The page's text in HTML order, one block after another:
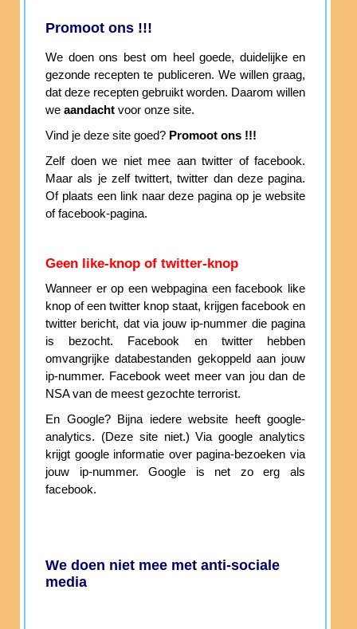
Promoot ons !!!
We doen ons best om heel goede, duidelijke en
gezonde recepten te publiceren. We willen graag,
dat deze recepten gebruikt worden. Daarom willen
we aandacht voor onze site.
Vind je deze site goed? Promoot ons !!!
Zelf doen we niet mee aan twitter of facebook.
Maar als je zelf twittert, twitter dan deze pagina.
Of plaats een link naar deze pagina op je website
of facebook-pagina.
Geen like-knop of twitter-knop
Wanneer er op een webpagina een facebook like
knop of een twitter knop staat, krijgen facebook en
twitter bericht, dat via jouw ip-nummer die pagina
is bezocht. Facebook en twitter hebben
omvangrijke databestanden gekoppeld aan jouw
ip-nummer. Facebook weet meer van jou dan de
NSA van de meest gezochte terrorist.
En Google? Bijna iedere website heeft google-
analytics. (Deze site niet.) Via google analytics
krijgt google informatie over pagina-bezoeken via
jouw ip-nummer. Google is net zo erg als
facebook.
We doen niet mee met anti-sociale
media